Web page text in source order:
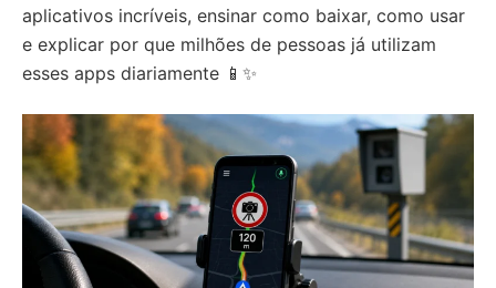
aplicativos incríveis, ensinar como baixar, como usar
e explicar por que milhões de pessoas já utilizam
esses apps diariamente 📱✨